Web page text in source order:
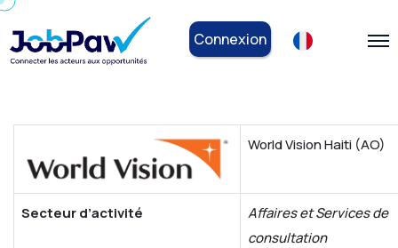
Connexion
World Vision Haiti (AO)
Secteur d’activité
Affaires et Services de
consultation